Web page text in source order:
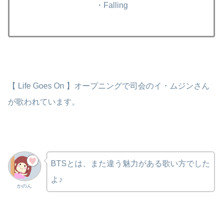
・Falling
【 Life Goes On 】オープニングで司会のイ・ムジンさん
が歌われています。
かのん
BTSとは、また違う魅力がある歌い方でした
よ♪